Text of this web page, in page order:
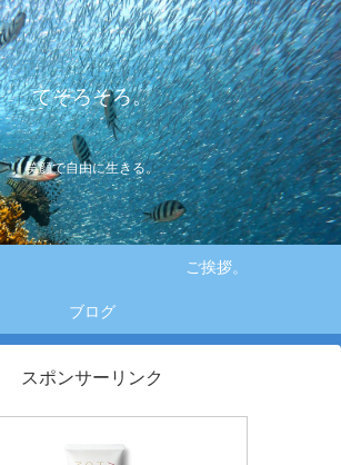
てそろそろ。
笑顔で自由に生きる。
ご挨拶。
ブログ
スポンサーリンク